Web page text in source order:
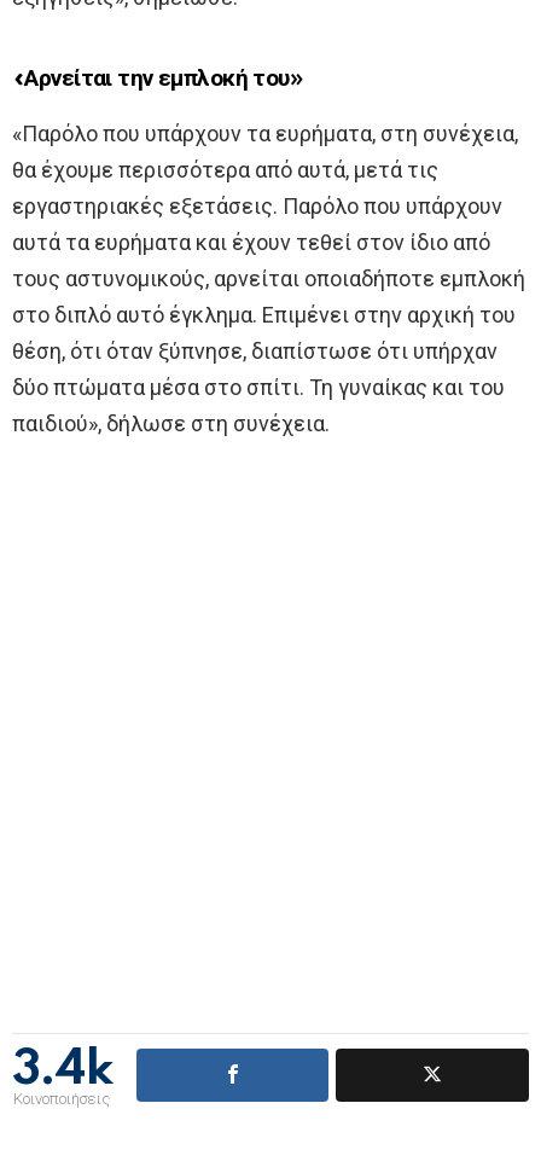
«Αρνείται την εμπλοκή του»
«Παρόλο που υπάρχουν τα ευρήματα, στη συνέχεια,
θα έχουμε περισσότερα από αυτά, μετά τις
εργαστηριακές εξετάσεις. Παρόλο που υπάρχουν
αυτά τα ευρήματα και έχουν τεθεί στον ίδιο από
τους αστυνομικούς, αρνείται οποιαδήποτε εμπλοκή
στο διπλό αυτό έγκλημα. Επιμένει στην αρχική του
θέση, ότι όταν ξύπνησε, διαπίστωσε ότι υπήρχαν
δύο πτώματα μέσα στο σπίτι. Τη γυναίκας και του
παιδιού», δήλωσε στη συνέχεια.
3.4k
Κοινοποιήσεις